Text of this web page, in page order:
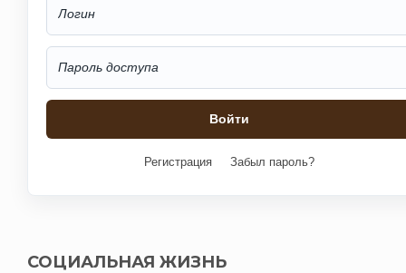
Регистрация Забыл пароль?
СОЦИАЛЬНАЯ ЖИЗНЬ